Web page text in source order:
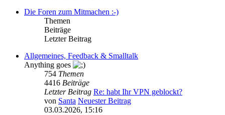
Die Foren zum Mitmachen :-)
Themen
Beiträge
Letzter Beitrag
Allgemeines, Feedback & Smalltalk
Anything goes
754 Themen
4416 Beiträge
Letzter Beitrag Re: habt Ihr VPN geblockt?
von Santa Neuester Beitrag
03.03.2026, 15:16